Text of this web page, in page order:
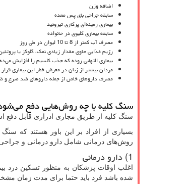
اضافه وزن
سابقه جراحی بای پس معده
بیماری زمینه‌ای پرکاری تیروئید
سابقه بیماری کلیوی در خانواده
مصرف آب کمتر از 8 تا 10 لیوان در طی روز
رژیم غذایی حاوی مقدار زیادی نمک، گلوکز یا
بیماری التهابی روده که جذب کلسیم را افزایش
مردان بیشتر از زنان در معرض خطر این بیماری قرار
مصرف داروهای خاص از جمله داروهای ضد صرع و
سنگ کلیه با چه روش‌هایی دفع
سنگ کلیه از طریق مجاری ادراری قابل دفع
بسیاری از افراد بر این باور هستند که
روش‌های درمانی شامل دارو درمانی و
1) دارو درمانی
اغلب اوقات پزشکان به منظور تسکین درد
شده باشد فرد باید حتما برای مدت زمان